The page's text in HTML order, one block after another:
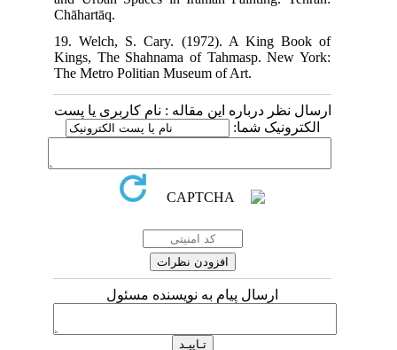
Chāhartāq.
19. Welch, S. Cary. (1972). A King Book of
Kings, The Shahnama of Tahmasp. New York:
The Metro Politian Museum of Art.
ارسال نظر درباره این مقاله : نام کاربری یا پست
الکترونیک شما:
ارسال پیام به نویسنده مسئول